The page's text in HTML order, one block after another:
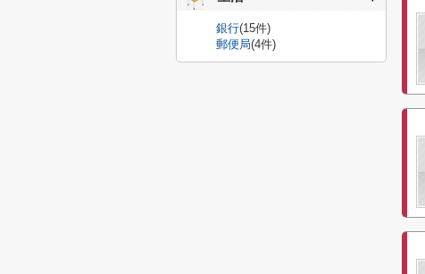
銀行(15件)
郵便局(4件)